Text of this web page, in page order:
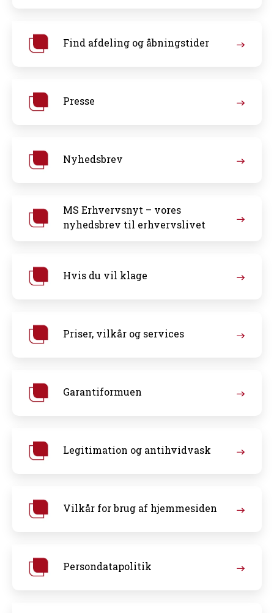
Find afdeling og åbningstider
Presse
Nyhedsbrev
MS Erhvervsnyt – vores
nyhedsbrev til erhvervslivet
Hvis du vil klage
Priser, vilkår og services
Garantiformuen
Legitimation og antihvidvask
Vilkår for brug af hjemmesiden
Persondatapolitik